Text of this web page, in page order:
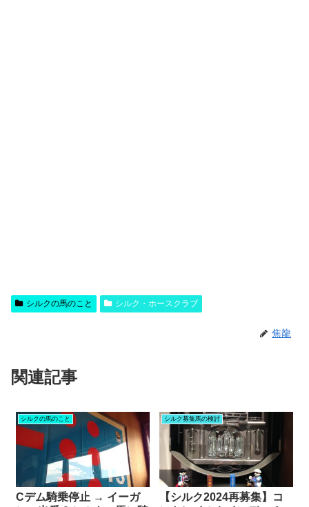
シルクの馬のこと シルク・ホースクラブ
焦龍
関連記事
シルクの馬のこと
Cデム騎乗停止 → イーガ
シルク募集馬の検討
【シルク2024再募集】コ